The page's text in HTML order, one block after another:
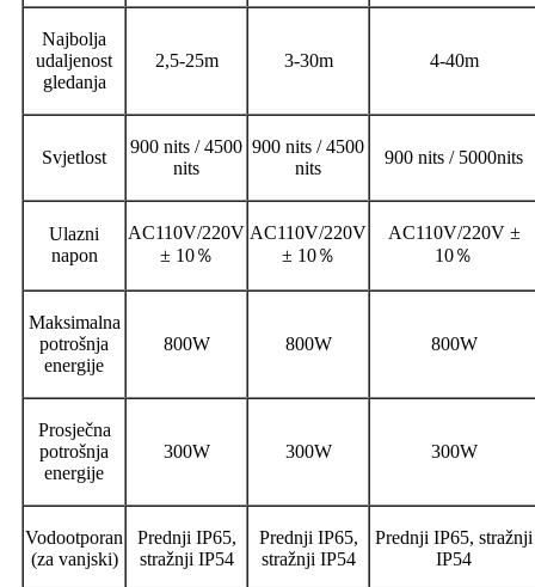
Najbolja
udaljenost
gledanja
2,5-25m 3-30m 4-40m
Svjetlost
900 nits / 4500
nits
900 nits / 4500
nits
900 nits / 5000nits
Ulazni
napon
AC110V/220V
± 10％
AC110V/220V
± 10％
AC110V/220V ±
10％
Maksimalna
potrošnja
energije
800W 800W 800W
Prosječna
potrošnja
energije
300W 300W 300W
Vodootporan
(za vanjski)
Prednji IP65,
stražnji IP54
Prednji IP65,
stražnji IP54
Prednji IP65, stražnji
IP54